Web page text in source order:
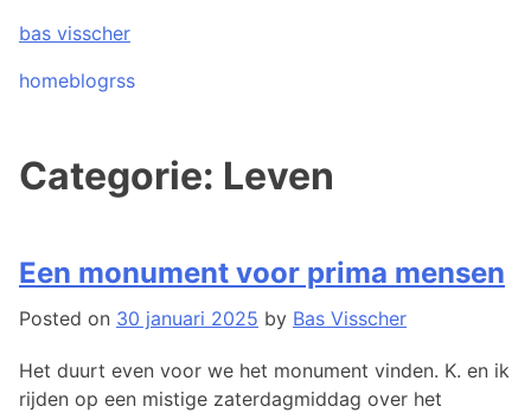
to
content
bas visscher
homeblogrss
Categorie: Leven
Een monument voor prima mensen
Posted on 30 januari 2025 by Bas Visscher
Het duurt even voor we het monument vinden. K. en ik
rijden op een mistige zaterdagmiddag over het